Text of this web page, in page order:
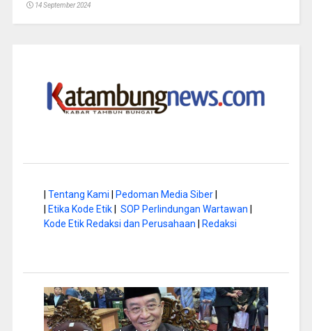
14 September 2024
| Tentang Kami | Pedoman Media Siber|
| Etika Kode Etik| SOP Perlindungan Wartawan |
Kode Etik Redaksi dan Perusahaan | Redaksi